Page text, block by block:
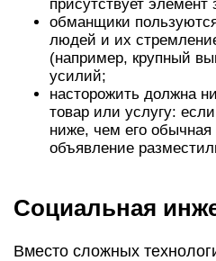
присутствует элемент
обманщики
людей и их
(например, крупный
усилий;
насторожить должна
товар или услугу:
ниже, чем его обычная
объявление
Социальная
Вместо сложных